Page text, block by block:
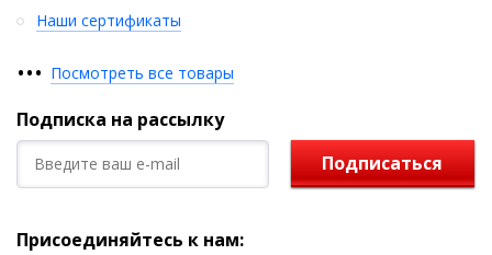
Наши сертификаты
••• Посмотреть все товары
Подписка на рассылку
Подписаться
Присоединяйтесь к нам: